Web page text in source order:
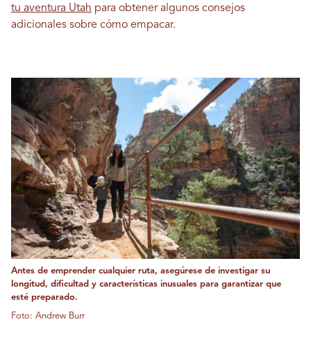
tu aventura Utah para obtener algunos consejos
adicionales sobre cómo empacar.
Antes de emprender cualquier ruta, asegúrese de investigar su
longitud, dificultad y características inusuales para garantizar que
esté preparado.
Foto: Andrew Burr